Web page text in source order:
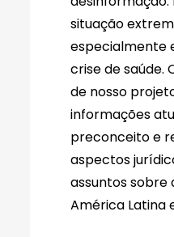
situação
especialmente
crise de saúde.
de nosso
informações
preconceito e
aspectos
assuntos sobre
América Latina